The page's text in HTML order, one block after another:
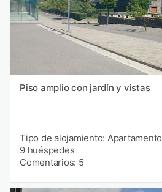
Piso amplio con jardín y vistas
Tipo de alojamiento: Apartamento
9 huéspedes
Comentarios: 5